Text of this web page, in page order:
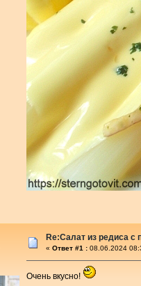
Re:Салат из редиса
« Ответ #1 : 08.06.2024
Очень вкусно!